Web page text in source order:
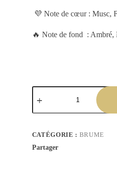
💜 Note de cœur : Musc,
🔥 Note de fond : Ambré,
CATÉGORIE : BRUME
Partager